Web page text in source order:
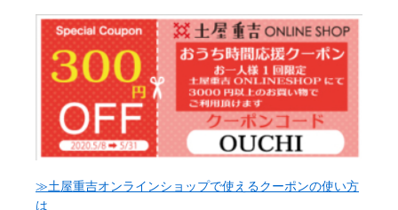
≫土屋重吉オンラインショップで使えるクーポンの使い方
は